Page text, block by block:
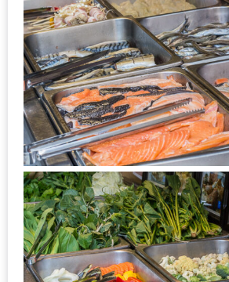
200
บาท
ชี้
เบาะแส
ความ
อร่อย
ตาม
รอย
น้า
อ้วน
ชวน